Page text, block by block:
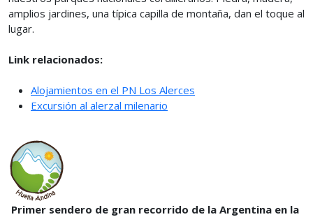
amplios jardines, una típica capilla de montaña, dan el toque al
lugar.
Link relacionados:
Alojamientos en el PN Los Alerces
Excursión al alerzal milenario
Primer sendero de gran recorrido de la Argentina en la